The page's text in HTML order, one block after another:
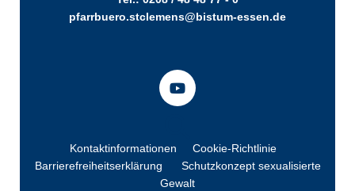
pfarrbuero.stclemens@bistum-essen.de
Kontaktinformationen
Cookie-Richtlinie
Barrierefreiheitserklärung
Schutzkonzept sexualisierte
Gewalt